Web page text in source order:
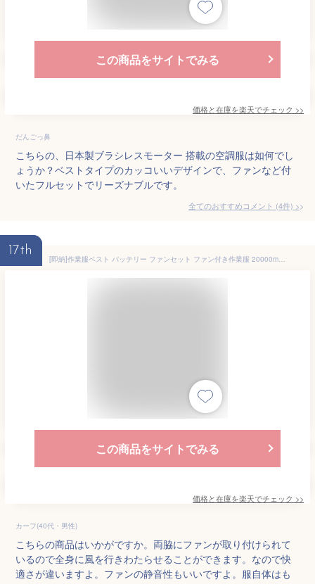
この商品をサイトでみる
価格と在庫を楽天でチェック >>
だんごっ鼻
こちらの、日本製ブラシレスモーター 搭載の空調服は如何でし
ょうか？ベストタイプのカッコいいデザインで、ファンなど付
いたフルセットでリーズナブルです。
全てのおすすめコメント (4件) >
17th
[即納]作業服ベスト バッテリー ファンセット ファン付き作業服 20000mahバッテリー付き 日本製ブラシレスモーター 静音 大風量 UPF50+ UVカット エアコン服 働く ワークウェア 屋内用 倉庫 道路 釣り 熱中症対策 USB給電 男女兼用 作業着 夏用 薄型 夏 安全服 送料無料
この商品をサイトでみる
価格と在庫を楽天でチェック >>
カーフ(40代・男性)
こちらの商品はいかがですか。両脇にファンが取り付けられて
いるので全身に風を行きわたらせることができます。なので快
適さが違いますよ。ファンの静音性もいいですよ。服自体はも